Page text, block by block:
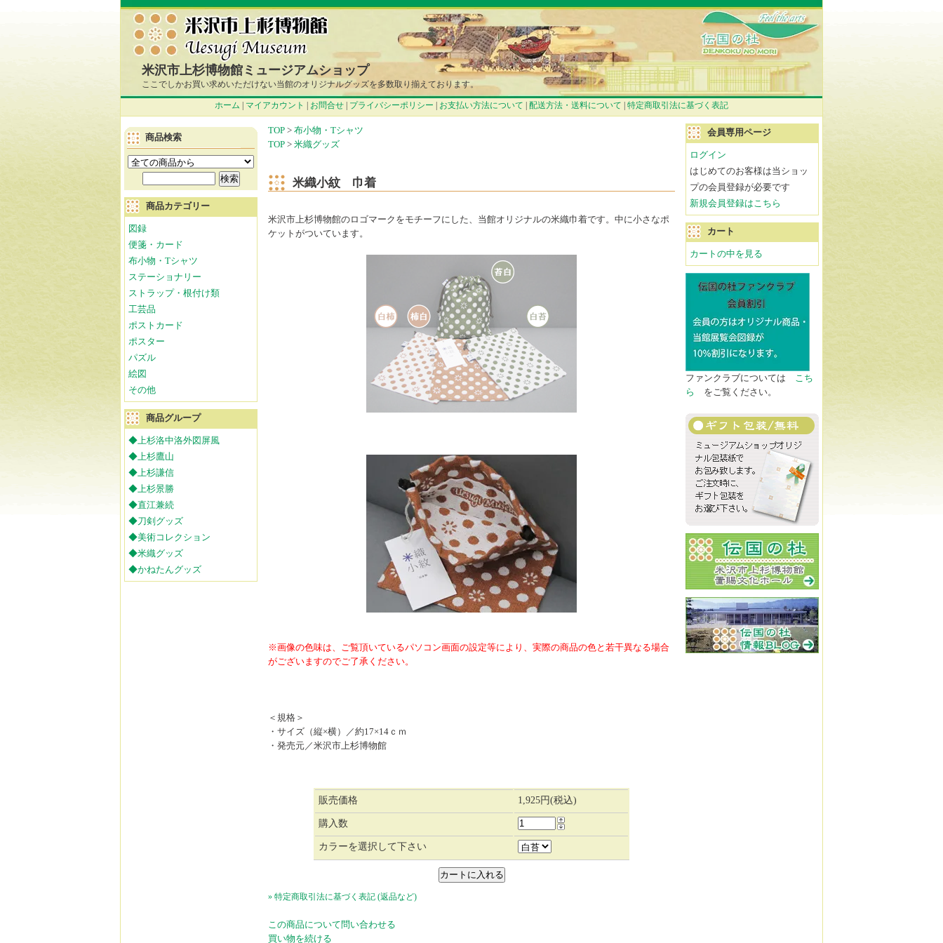
米沢市上杉博物館ミュージアムショップ
ここでしかお買い求めいただけない当館のオリジナルグッズを多数取り揃えております。
ホーム マイアカウント お問合せ プライバシーポリシー お支払い方法について 配送方法・送料について 特定商取引法に基づく表記
TOP > 布小物・Tシャツ
TOP > 米織グッズ
米織小紋 巾着
米沢市上杉博物館のロゴマークをモチーフにした、当館オリジナルの米織巾着です。中に小さなポ
ケットがついています。
※画像の色味は、ご覧頂いているパソコン画面の設定等により、実際の商品の色と若干異なる場合
がございますのでご了承ください。
＜規格＞
・サイズ（縦×横）／約17×14ｃｍ
・発売元／米沢市上杉博物館
販売価格 1,925円(税込)
購入数
カラーを選択して下さい
» 特定商取引法に基づく表記 (返品など)
この商品について問い合わせる
買い物を続ける
商品検索
商品カテゴリー
図録
便箋・カード
布小物・Tシャツ
ステーショナリー
ストラップ・根付け類
工芸品
ポストカード
ポスター
パズル
絵図
その他
商品グループ
◆上杉洛中洛外図屏風
◆上杉鷹山
◆上杉謙信
◆上杉景勝
◆直江兼続
◆刀剣グッズ
◆美術コレクション
◆米織グッズ
◆かねたんグッズ
会員専用ページ
ログイン
はじめてのお客様は当ショッ
プの会員登録が必要です
新規会員登録はこちら
カート
カートの中を見る
ファンクラブについては こち
ら をご覧ください。